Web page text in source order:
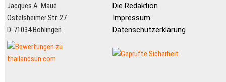
Jacques A. Maué
Ostelsheimer Str. 27
D-71034 Böblingen
Die Redaktion
Impressum
Datenschutzerklärung